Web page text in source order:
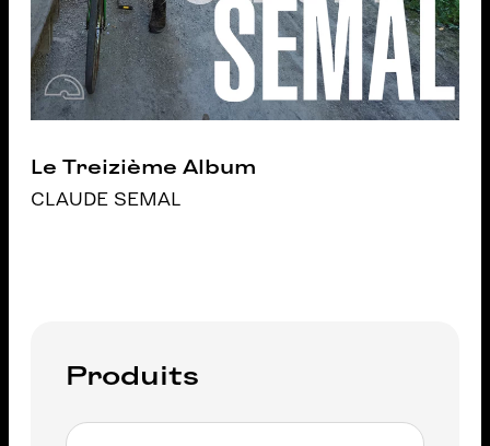
Le Treizième Album
CLAUDE SEMAL
Produits